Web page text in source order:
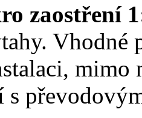
zaostření
Vhodné
mimo
s